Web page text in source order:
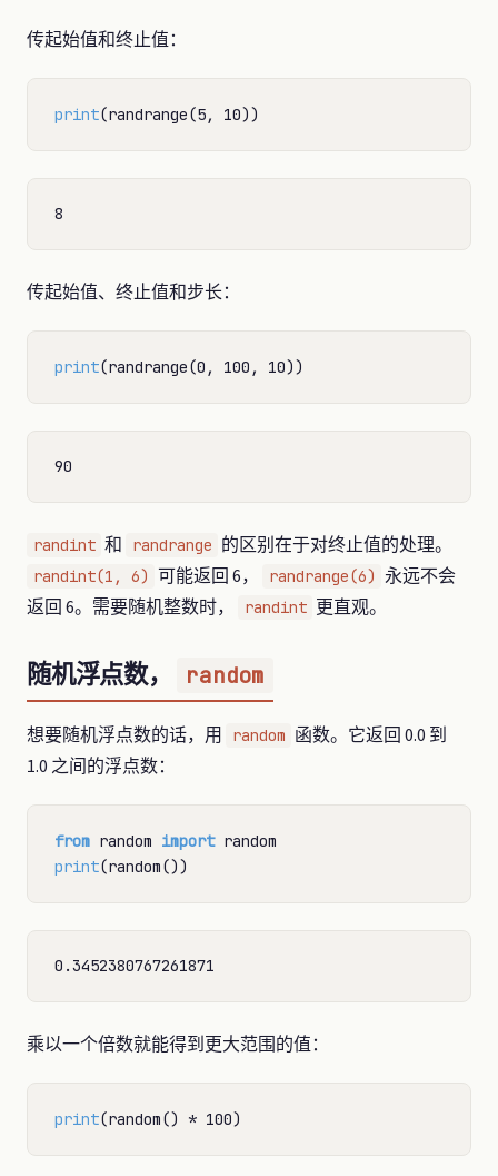
传起始值和终止值：
print
传起始值、终止值和步长：
print
randint 和 randrange 的区别在于对终止值的处理。
randint(1, 6) 可能返回 6， randrange(6) 永远不会
返回 6。需要随机整数时，
randint 更直观。
随机浮点数， random
想要随机浮点数的话，用 random 函数。它返回 0.0 到
1.0 之间的浮点数：
from random import
print
乘以一个倍数就能得到更大范围的值：
print(random() *